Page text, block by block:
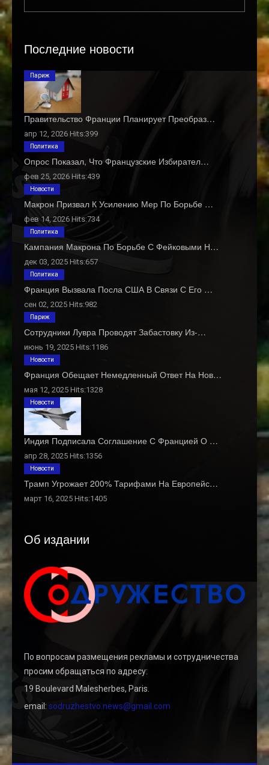
Последние новости
Правительство Франции Планирует Преобраз…
апр 12, 2026 Hits:399
Париж
Опрос Показал, Что Французские Избирател…
фев 25, 2026 Hits:439
Политика
Макрон Призвал К Усилению Мер По Борьбе …
фев 14, 2026 Hits:734
Новости
Кампания Макрона По Борьбе С Фейковыми Н…
дек 03, 2025 Hits:657
Политика
Франция Вызвала Посла США В Связи С Его …
сен 02, 2025 Hits:982
Политика
Сотрудники Лувра Проводят Забастовку Из-…
июнь 19, 2025 Hits:1186
Париж
Франция Обещает Немедленный Ответ На Нов…
мая 12, 2025 Hits:1328
Новости
Индия Подписала Соглашение С Францией О …
апр 28, 2025 Hits:1356
Новости
Трамп Угрожает 200% Тарифами На Европейс…
март 16, 2025 Hits:1405
Новости
Об издании
По вопросам размещения рекламы и сотрудничества
просим обращаться по адресу:
19 Boulevard Malesherbes, Paris.
email: sodruzhestvo.news@gmail.com